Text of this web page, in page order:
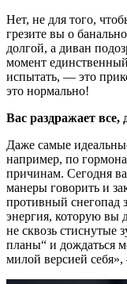
Нет, не для того,
грезите вы о
долгой, а диван
момент
испытать, — это
это нормально!
Вас раздражает
Даже самые
например, по
причинам. Сегодня
манеры говорить и
противный снегопад
энергия, которую вы
не сквозь стиснутые
планы“ и дождаться
милой версией